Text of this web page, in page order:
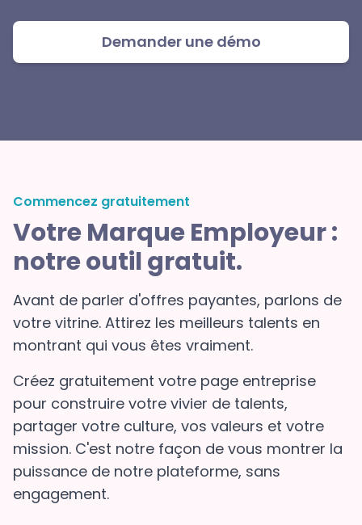
Demander une démo
Commencez gratuitement
Votre Marque Employeur :
notre outil gratuit.
Avant de parler d'offres payantes, parlons de
votre vitrine. Attirez les meilleurs talents en
montrant qui vous êtes vraiment.
Créez gratuitement votre page entreprise
pour construire votre vivier de talents,
partager votre culture, vos valeurs et votre
mission. C'est notre façon de vous montrer la
puissance de notre plateforme, sans
engagement.